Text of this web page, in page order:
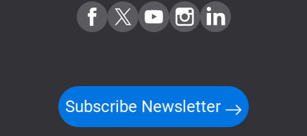
Subscribe Newsletter